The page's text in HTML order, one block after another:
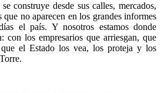
construye desde sus calles, mercados,
no aparecen en los grandes informes
el país. Y nosotros estamos donde
con los empresarios que arriesgan, que
el Estado los vea, los proteja y los